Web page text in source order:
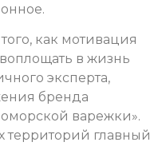
как мотивация
в жизнь
эксперта,
бренда
варежки».
территорий главный